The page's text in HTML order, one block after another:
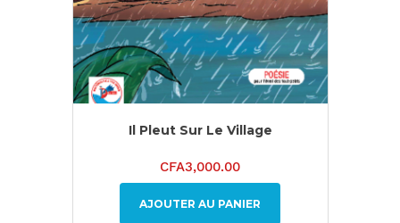
Il Pleut Sur Le Village
CFA3,000.00
AJOUTER AU PANIER